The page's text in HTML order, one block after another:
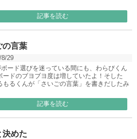
記事を読む
の言葉
8/29
ード選びを迷っている間にも、わらびくん
ードのブヨブヨ度は増していたよ！そした
もるくんが「さいごの言葉」を書きだしたみ
記事を読む
決めた